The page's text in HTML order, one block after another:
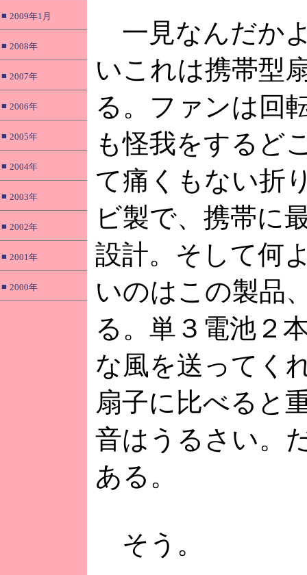
■ 2009年1月
■ 2008年
■ 2007年
■ 2006年
■ 2005年
■ 2004年
■ 2003年
■ 2002年
■ 2001年
■ 2000年
一見なんだか
いこれは携帯型
る。ファンは回
も怪我をするど
て痛くもない折
ビ製で、携帯に
設計。そして何
いのはこの製品
る。単３電池２
な風を送ってく
扇子に比べると
音はうるさい。
ある。
そう。